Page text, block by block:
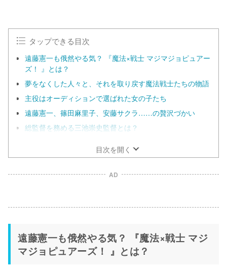
タップできる目次
遠藤憲一も俄然やる気？ 『魔法×戦士 マジマジョピュアー
ズ！ 』とは？
夢をなくした人々と、それを取り戻す魔法戦士たちの物語
主役はオーディションで選ばれた女の子たち
遠藤憲一、篠田麻里子、安藤サクラ……の贅沢づかい
総監督を務める三池崇史監督とは？
目次を開く
AD
遠藤憲一も俄然やる気？ 『魔法×戦士 マジ
マジョピュアーズ！ 』とは？